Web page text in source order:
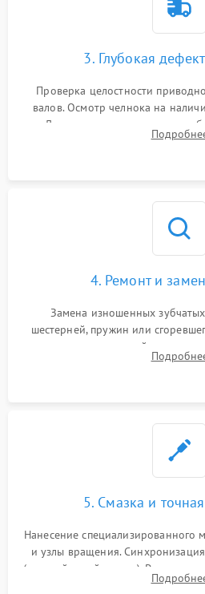
3. Глубокая
Проверка целостности
валов. Осмотр челнока на
Диагностика электромотора,
компьютерных машин),
4. Ремонт и
Замена изношенных
шестерней, пружин или
челночного устройства для
Восстановление контактов в
5. Смазка и
Нанесение специализированного
и узлы вращения.
(настройка таймингов).
центровка игловодителя и